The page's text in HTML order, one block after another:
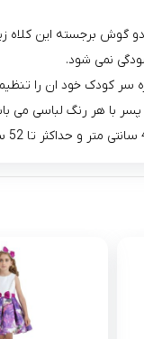
برجسته این کلاه
نمی شود.
سر کودک خود ان را
با هر رنگ لباسی می